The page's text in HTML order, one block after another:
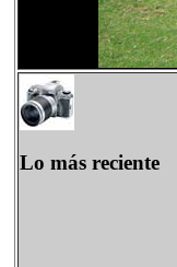
Lo más reciente